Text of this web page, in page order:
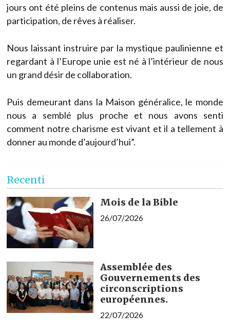
jours ont été pleins de contenus mais aussi de joie, de
participation, de rêves à réaliser.
Nous laissant instruire par la mystique paulinienne et
regardant à l’Europe unie est né à l’intérieur de nous
un grand désir de collaboration.
Puis demeurant dans la Maison généralice, le monde
nous a semblé plus proche et nous avons senti
comment notre charisme est vivant et il a tellement à
donner au monde d’aujourd’hui”.
Recenti
Mois de la Bible
26/07/2026
Assemblée des
Gouvernements des
circonscriptions
européennes.
22/07/2026